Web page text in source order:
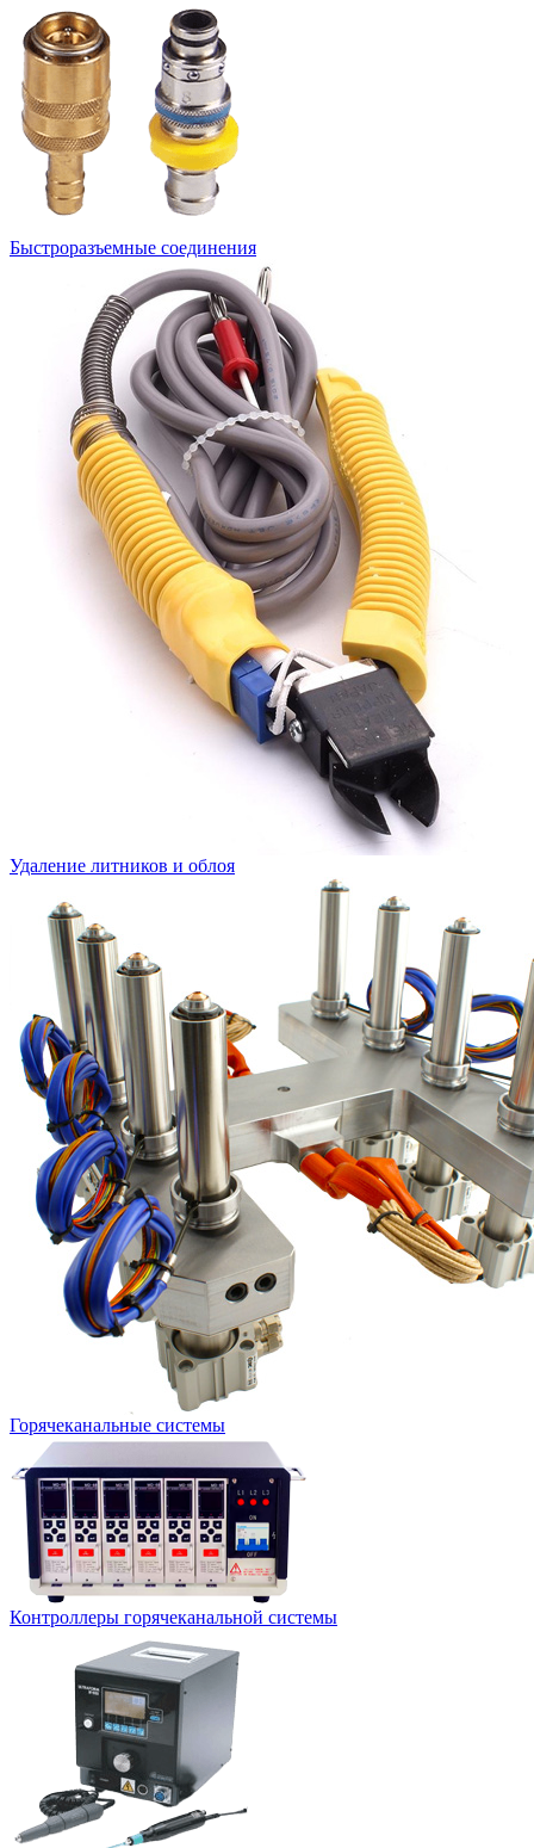
Быстроразъемные соединения
Удаление литников и облоя
Горячеканальные системы
Контроллеры горячеканальной системы